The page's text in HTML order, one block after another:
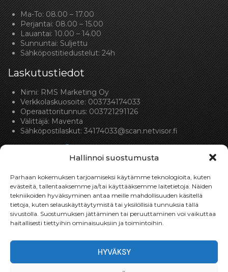
Hallinnoi suostumusta
Parhaan kokemuksen tarjoamiseksi käytämme teknologioita, kuten
evästeitä, tallentaaksemme ja/tai käyttääksemme laitetietoja. Näiden
tekniikoiden hyväksyminen antaa meille mahdollisuuden käsitellä
tietoja, kuten selauskäyttäytymistä tai yksilöllisiä tunnuksia tällä
sivustolla. Suostumuksen jättäminen tai peruuttaminen voi vaikuttaa
haitallisesti tiettyihin ominaisuuksiin ja toimintoihin.
HYVÄKSY
Ma-To: 08.00 – 17.00
Perjantai: 08.00 – 15.00
Lauantai: 10.00 – 14.00
Sunnuntai: Suljettu
Sähköpostitiedustelut: 24h
Laskutustiedot
Nimi: RMS Marketing Oy
Verkkolaskuosoite: 003734174033
Operaattoritunnus: 003721291126
Välittäjä: Maventa
Sähköpostilaskut:34174033@scan.netvisor.fi
Toimitukset
Toimitamme osat perille toimitusperiaatteella siihen
osan toimitettavan.
Toimitusaika on yleensä noin yksi (1) viikko tilauspäivästä.
Toimitus- & takuuehdot